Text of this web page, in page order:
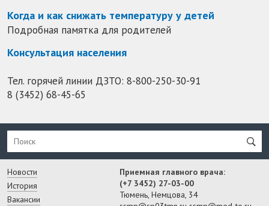
Когда и как снижать температуру у детей
Подробная памятка для родителей
Консультация населения
Тел. горячей линии ДЗТО: 8-800-250-30-91
8 (3452) 68-45-65
Новости
История
Вакансии
Приемная главного врача:
(+7 3452) 27-03-00
Тюмень, Немцова, 34